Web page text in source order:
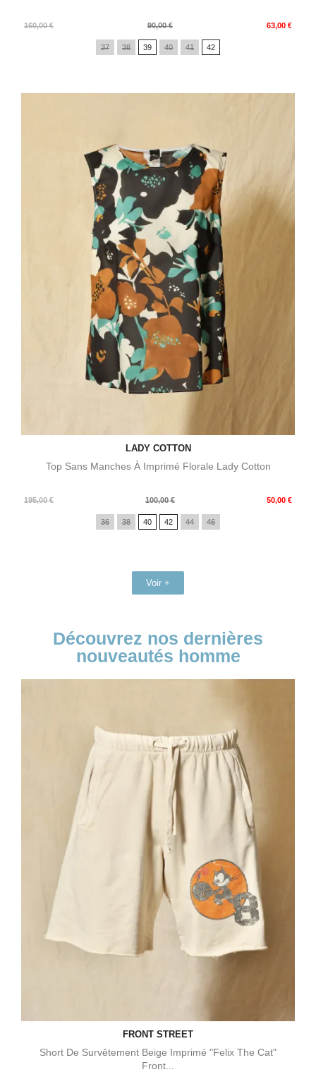
160,00 €
Prix
90,00 € 63,00 €
Prix
37 38 39 40 41 42
LADY COTTON
Top Sans Manches À Imprimé Florale Lady Cotton
195,00 €
Prix
100,00 € 50,00 €
Prix
36 38 40 42 44 46
Voir +
Découvrez nos dernières
nouveautés homme
FRONT STREET
Short De Survêtement Beige Imprimé "Felix The Cat"
Front...